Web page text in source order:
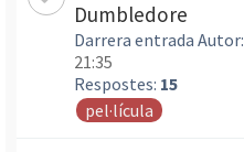
Dumbledore
Darrera entrada Autor:
21:35
Respostes: 15
pel·lícula